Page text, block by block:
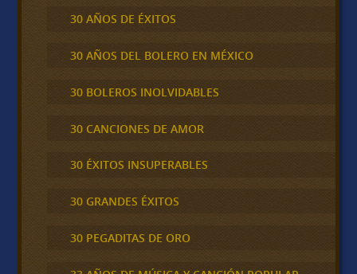
30 AÑOS DE ÉXITOS
30 AÑOS DEL BOLERO EN MÉXICO
30 BOLEROS INOLVIDABLES
30 CANCIONES DE AMOR
30 ÉXITOS INSUPERABLES
30 GRANDES ÉXITOS
30 PEGADITAS DE ORO